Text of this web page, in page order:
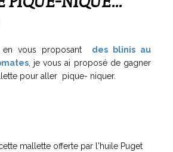
en vous proposant
des blinis au
, je vous ai proposé de gagner
pour aller pique- niquer.
mallette offerte par l'huile Puget